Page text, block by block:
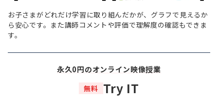
お子さまがどれだけ学習に取り組んだかが、グラフで見えるか
ら安心です。また講師コメントや評価で理解度の確認もできま
す。​​
永久0円のオンライン映像授業
無料 Try IT